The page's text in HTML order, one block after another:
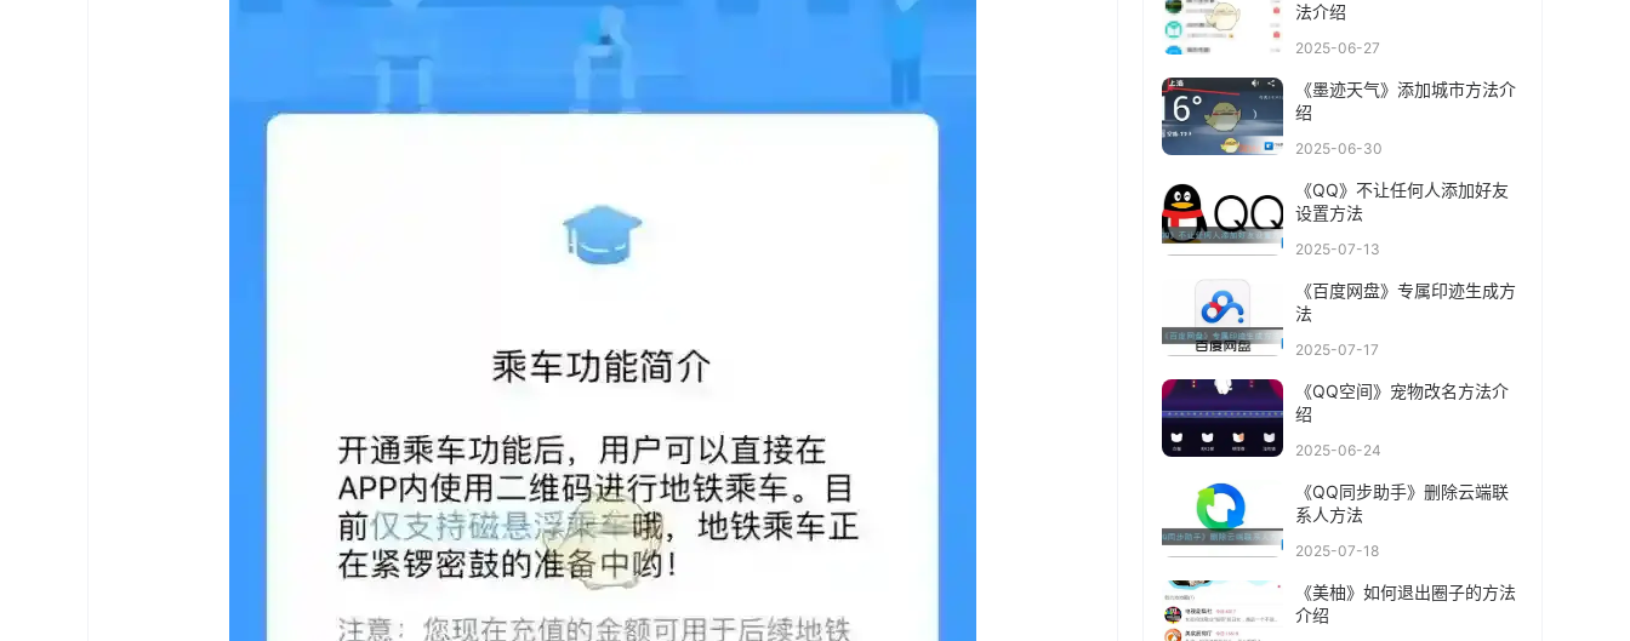
法介绍
2025-06-27
《墨迹天气》添加城市方法介
绍
2025-06-30
《QQ》不让任何人添加好友
设置方法
2025-07-13
《百度网盘》专属印迹生成方
法
2025-07-17
《QQ空间》宠物改名方法介
绍
2025-06-24
《QQ同步助手》删除云端联
系人方法
2025-07-18
《美柚》如何退出圈子的方法
介绍